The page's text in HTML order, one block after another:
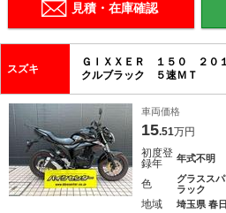
見積・在庫確認
スズキ
ＧＩＸＸＥＲ １５０ ２０
クルブラック ５速ＭＴ
車両価格
15.51万円
初度登
録年
年式不明
色
グラスス
ラック
地域 埼玉県 春